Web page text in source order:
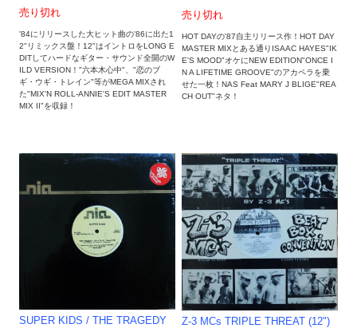
売り切れ
'84にリリースした大ヒット曲の'86に出た1
2"リミックス盤！12"はイントロをLONG E
DITしてハードなギター・サウンド全開のW
ILD VERSION！"六本木心中"、"恋のブ
ギ・ウギ・トレイン"等がMEGA MIXされ
た"MIX'N ROLL-ANNIE'S EDIT MASTER
MIX II"を収録！
売り切れ
HOT DAYの'87自主リリース作！HOT DAY
MASTER MIXとある通りISAAC HAYES"IK
E'S MOOD"オケにNEW EDITION"ONCE I
N A LIFETIME GROOVE"のアカペラを乗
せた一枚！NAS Feat MARY J BLIGE"REA
CH OUT"ネタ！
SUPER KIDS / THE TRAGEDY
Z-3 MCs TRIPLE THREAT (12")